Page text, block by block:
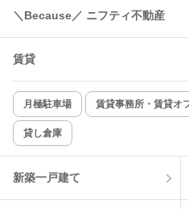
＼Because／ ニフティ不動産
賃貸
月極駐車場 賃貸事務所・賃貸オ
貸し倉庫
新築一戸建て